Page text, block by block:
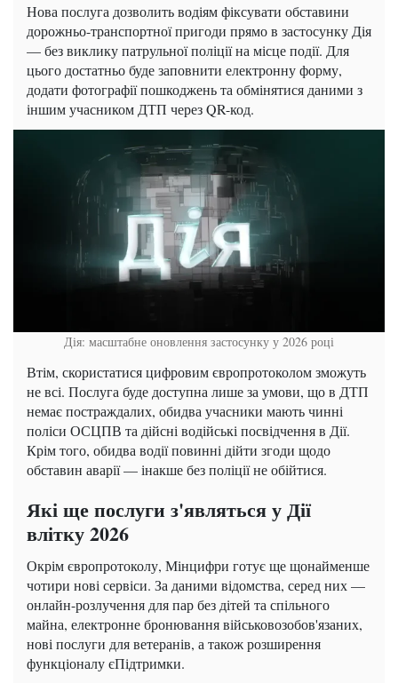
Нова послуга дозволить водіям фіксувати обставини
дорожньо-транспортної пригоди прямо в застосунку Дія
— без виклику патрульної поліції на місце події. Для
цього достатньо буде заповнити електронну форму,
додати фотографії пошкоджень та обмінятися даними з
іншим учасником ДТП через QR-код.
Дія: масштабне оновлення застосунку у 2026 році
Втім, скористатися цифровим європротоколом зможуть
не всі. Послуга буде доступна лише за умови, що в ДТП
немає постраждалих, обидва учасники мають чинні
поліси ОСЦПВ та дійсні водійські посвідчення в Дії.
Крім того, обидва водії повинні дійти згоди щодо
обставин аварії — інакше без поліції не обійтися.
Які ще послуги з'являться у Дії
влітку 2026
Окрім європротоколу, Мінцифри готує ще щонайменше
чотири нові сервіси. За даними відомства, серед них —
онлайн-розлучення для пар без дітей та спільного
майна, електронне бронювання військовозобов'язаних,
нові послуги для ветеранів, а також розширення
функціоналу єПідтримки.